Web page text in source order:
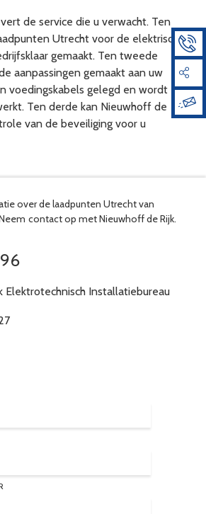
de service die u verwacht. Ten
Utrecht voor de elektrische
gemaakt. Ten tweede
aanpassingen gemaakt aan uw
voedingskabels gelegd en wordt
Ten derde kan Nieuwhoff de
van de beveiliging voor u
over de laadpunten Utrecht van
contact op met Nieuwhoff de Rijk.
Elektrotechnisch Installatiebureau